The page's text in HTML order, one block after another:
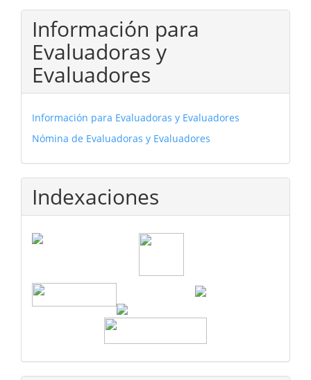
Información para
Evaluadoras y
Evaluadores
Información para Evaluadoras y Evaluadores
Nómina de Evaluadoras y Evaluadores
Indexaciones